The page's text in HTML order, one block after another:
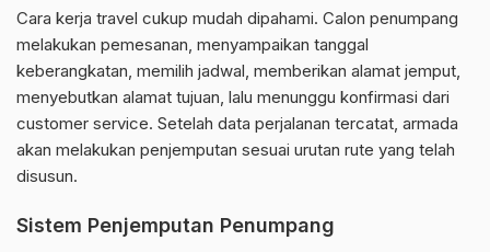
Cara kerja travel cukup mudah dipahami. Calon penumpang
melakukan pemesanan, menyampaikan tanggal
keberangkatan, memilih jadwal, memberikan alamat jemput,
menyebutkan alamat tujuan, lalu menunggu konfirmasi dari
customer service. Setelah data perjalanan tercatat, armada
akan melakukan penjemputan sesuai urutan rute yang telah
disusun.
Sistem Penjemputan Penumpang